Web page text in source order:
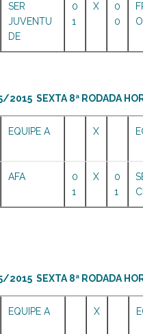
SER
JUVENTU
DE
0
1
X
0
0
O
2015 SEXTA 8ª RODADA
EQUIPE A X
AFA
0
1
X
0
1
2015 SEXTA 8ª RODADA
EQUIPE A X